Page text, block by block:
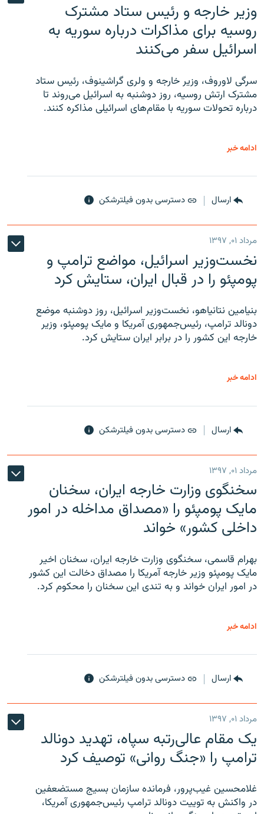
وزیر خارجه و رئیس‌ ستاد مشترک
روسیه برای مذاکرات درباره سوریه به
اسرائیل سفر می‌کنند
سرگی لاوروف، وزیر خارجه و ولری گراشینوف، رئیس ستاد
مشترک ارتش روسیه، روز دوشنبه به اسرائیل می‌روند تا
درباره تحولات سوریه با مقام‌های اسرائیلی مذاکره کنند.
ادامه خبر
ارسال دسترسی بدون فیلترشکن
مرداد ۰۱, ۱۳۹۷
نخست‌وزیر اسرائیل، مواضع ترامپ و
پومپئو را در قبال ایران، ستایش کرد
بنیامین نتانیاهو، نخست‌وزیر اسرائیل، روز دوشنبه موضع
دونالد ترامپ، رئیس‌جمهوری آمریکا و مایک پومپئو، وزیر
خارجه این کشور را در برابر ایران ستایش کرد.
ادامه خبر
ارسال دسترسی بدون فیلترشکن
مرداد ۰۱, ۱۳۹۷
سخنگوی وزارت خارجه ایران، سخنان
مایک پومپئو را «مصداق مداخله در امور
داخلی کشور» خواند
بهرام قاسمی، سخنگوی وزارت خارجه ایران، سخنان اخیر
مایک پومپئو وزیر خارجه آمریکا را مصداق دخالت این کشور
در امور ایران خواند و به تندی این سخنان را محکوم کرد.
ادامه خبر
ارسال دسترسی بدون فیلترشکن
مرداد ۰۱, ۱۳۹۷
یک مقام عالی‌رتبه سپاه، تهدید دونالد
ترامپ را «جنگ روانی» توصیف کرد
غلامحسین غیب‌پرور، فرمانده سازمان بسیج مستضعفین
در واکنش به توییت دونالد ترامپ رئیس‌جمهوری آمریکا،